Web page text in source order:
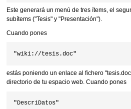
Este generará un menú de tres ítems, el
subítems ("Tesis" y "Presentación").
Cuando pones
estás poniendo un enlace al fichero
directorio de tu espacio web. Cuando pones